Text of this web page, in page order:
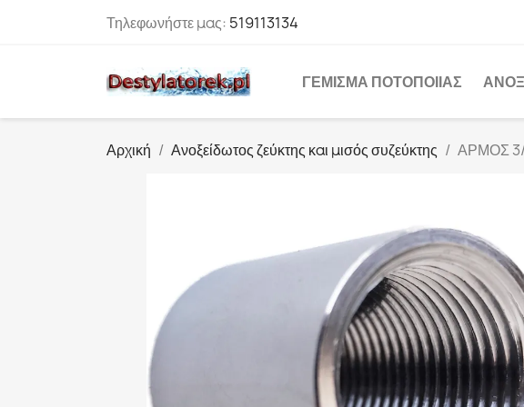
Τηλεφωνήστε μας: 519113134
ΓΈΜΙΣΜΑ ΠΟΤΟΠΟΙΊΑΣ
Αρχική Ανοξείδωτος ζεύκτης και μισός συζεύκτης ΑΡΜΟΣ